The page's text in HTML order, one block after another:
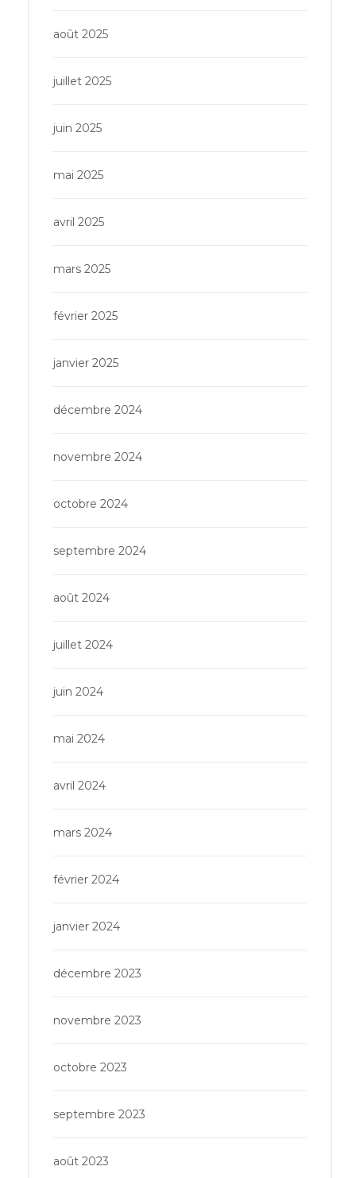
août 2025
juillet 2025
juin 2025
mai 2025
avril 2025
mars 2025
février 2025
janvier 2025
décembre 2024
novembre 2024
octobre 2024
septembre 2024
août 2024
juillet 2024
juin 2024
mai 2024
avril 2024
mars 2024
février 2024
janvier 2024
décembre 2023
novembre 2023
octobre 2023
septembre 2023
août 2023